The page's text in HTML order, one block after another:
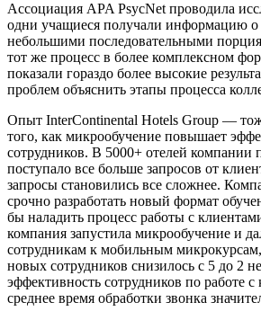
Ассоциация APA PsycNet проводила
одни учащиеся получали информацию о
небольшими последовательными
тот же процесс в более комплексном
показали гораздо более высокие
проблем объяснить этапы процесса
Опыт InterContinental Hotels Group —
того, как микрообучение повышает
сотрудников. В 5000+ отелей компании
поступало все больше запросов от
запросы становились все сложнее.
срочно разработать новый формат
бы наладить процесс работы с
компания запустила микрообучение и
сотрудникам к мобильным
новых сотрудников снизилось с 5 до 2
эффективность сотрудников по работе
среднее время обработки звонка